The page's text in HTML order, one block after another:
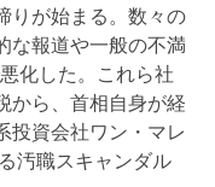
りが始まる。数々の
な報道や一般の不満
化した。これら社
から、首相自身が経
投資会社ワン・マレ
汚職スキャンダル